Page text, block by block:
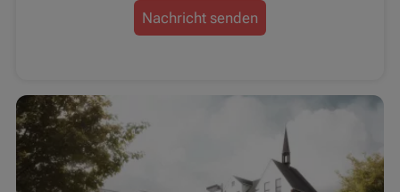
Nachricht senden